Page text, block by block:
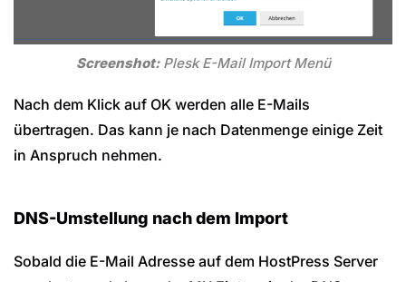
Screenshot:Plesk E-Mail Import Menü
Nach dem Klick auf OK werden alle E-Mails
übertragen. Das kann je nach Datenmenge einige Zeit
in Anspruch nehmen.
DNS-Umstellung nach dem Import
Sobald die E-Mail Adresse auf dem HostPress Server